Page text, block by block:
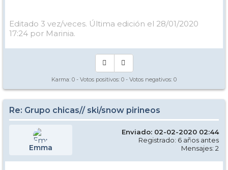
Editado 3 vez/veces. Última edición el 28/01/2020
17:24 por Marinia.
Karma: 0 - Votos positivos: 0 - Votos negativos: 0
Re: Grupo chicas// ski/snow pirineos
Emma
Enviado: 02-02-2020 02:44
Registrado: 6 años antes
Mensajes: 2